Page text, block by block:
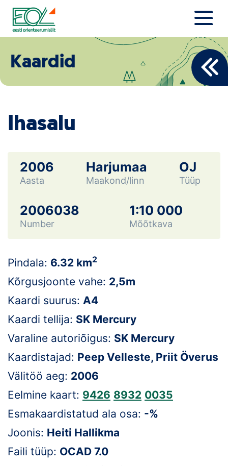
Liigu
sisu
juurde
Estonian Orienteering Federation
Eesti Orienteerumine 100!
Toetamine
Telli litsents!
Noored
Loha
EOL
Galerii
Kalender
Koondised
Tule klubisse!
Tulemused
Dokumendid
Kaardid
Ihasalu
2006
Aasta
Harjumaa
Maakond/linn
OJ
Tüüp
2006038
Number
1:10 000
Mõõtkava
Pindala: 6.32 km2
Kõrgusjoonte vahe: 2,5m
Kaardi suurus: A4
Kaardi tellija: SK Mercury
Varaline autoriõigus: SK Mercury
Kaardistajad: Peep Velleste, Priit Överus
Välitöö aeg: 2006
Eelmine kaart: 9426 8932 0035
Esmakaardistatud ala osa: -%
Joonis: Heiti Hallikma
Faili tüüp: OCAD 7.0